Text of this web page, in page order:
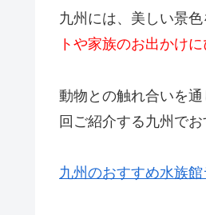
九州には、美しい景
トや家族のお出かけに
動物との触れ合いを
回ご紹介する九州で
九州のおすすめ水族